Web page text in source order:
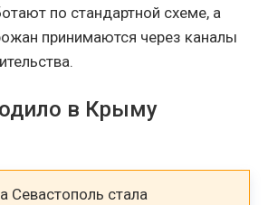
по стандартной схеме, а
принимаются через каналы
в Крыму
Севастополь стала